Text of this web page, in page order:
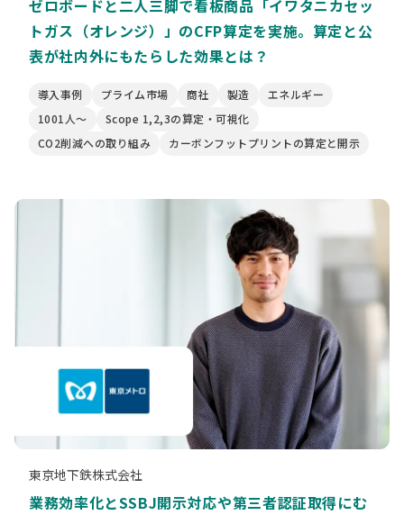
ゼロボードと二人三脚で看板商品「イワタニカセッ
トガス（オレンジ）」のCFP算定を実施。算定と公
表が社内外にもたらした効果とは？
導入事例 プライム市場 商社 製造
エネルギー
1001人〜
Scope 1,2,3の算定・可視化
CO2削減への取り組み
カーボンフットプリントの算定と開示
東京地下鉄株式会社
業務効率化とSSBJ開示対応や第三者認証取得にむ